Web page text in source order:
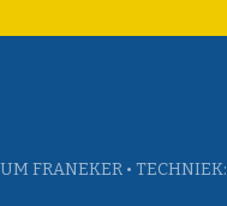
FRANEKER • TECHNIEK: